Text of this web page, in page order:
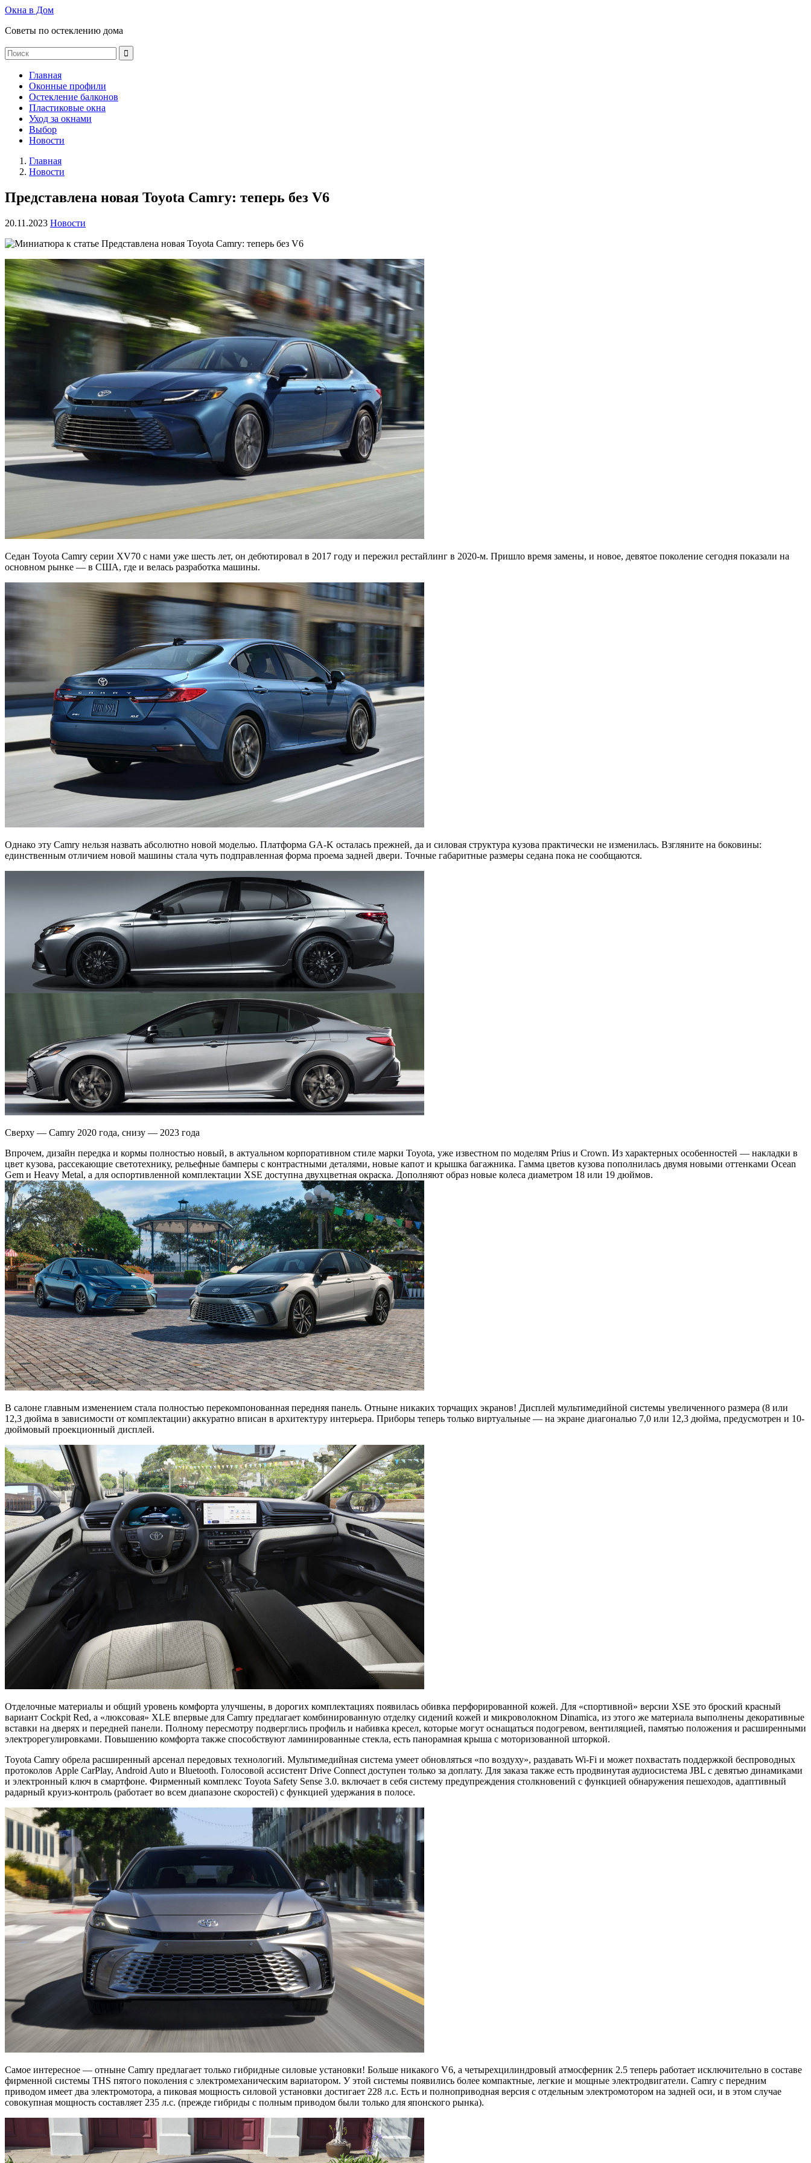
Окна в Дом
Советы по остеклению дома
Главная
Оконные профили
Остекление балконов
Пластиковые окна
Уход за окнами
Выбор
Новости
Главная
Новости
Представлена новая Toyota Camry: теперь без V6
20.11.2023 Новости
Седан Toyota Camry серии XV70 с нами уже шесть лет, он дебютировал в 2017 году и пережил рестайлинг в 2020-м. Пришло время замены, и новое, девятое поколение сегодня показали на
основном рынке — в США, где и велась разработка машины.
Однако эту Camry нельзя назвать абсолютно новой моделью. Платформа GA-K осталась прежней, да и силовая структура кузова практически не изменилась. Взгляните на боковины:
единственным отличием новой машины стала чуть подправленная форма проема задней двери. Точные габаритные размеры седана пока не сообщаются.
Сверху — Camry 2020 года, снизу — 2023 года
Впрочем, дизайн передка и кормы полностью новый, в актуальном корпоративном стиле марки Toyota, уже известном по моделям Prius и Crown. Из характерных особенностей — накладки в
цвет кузова, рассекающие светотехнику, рельефные бамперы с контрастными деталями, новые капот и крышка багажника. Гамма цветов кузова пополнилась двумя новыми оттенками Ocean
Gem и Heavy Metal, а для оспортивленной комплектации XSE доступна двухцветная окраска. Дополняют образ новые колеса диаметром 18 или 19 дюймов.
В салоне главным изменением стала полностью перекомпонованная передняя панель. Отныне никаких торчащих экранов! Дисплей мультимедийной системы увеличенного размера (8 или
12,3 дюйма в зависимости от комплектации) аккуратно вписан в архитектуру интерьера. Приборы теперь только виртуальные — на экране диагональю 7,0 или 12,3 дюйма, предусмотрен и 10-
дюймовый проекционный дисплей.
Отделочные материалы и общий уровень комфорта улучшены, в дорогих комплектациях появилась обивка перфорированной кожей. Для «спортивной» версии XSE это броский красный
вариант Cockpit Red, а «люксовая» XLE впервые для Camry предлагает комбинированную отделку сидений кожей и микроволокном Dinamica, из этого же материала выполнены декоративные
вставки на дверях и передней панели. Полному пересмотру подверглись профиль и набивка кресел, которые могут оснащаться подогревом, вентиляцией, памятью положения и расширенными
электрорегулировками. Повышению комфорта также способствуют ламинированные стекла, есть панорамная крыша с моторизованной шторкой.
Toyota Camry обрела расширенный арсенал передовых технологий. Мультимедийная система умеет обновляться «по воздуху», раздавать Wi-Fi и может похвастать поддержкой беспроводных
протоколов Apple CarPlay, Android Auto и Bluetooth. Голосовой ассистент Drive Connect доступен только за доплату. Для заказа также есть продвинутая аудиосистема JBL с девятью динамиками
и электронный ключ в смартфоне. Фирменный комплекс Toyota Safety Sense 3.0. включает в себя систему предупреждения столкновений с функцией обнаружения пешеходов, адаптивный
радарный круиз-контроль (работает во всем диапазоне скоростей) с функцией удержания в полосе.
Самое интересное — отныне Camry предлагает только гибридные силовые установки! Больше никакого V6, а четырехцилиндровый атмосферник 2.5 теперь работает исключительно в составе
фирменной системы THS пятого поколения с электромеханическим вариатором. У этой системы появились более компактные, легкие и мощные электродвигатели. Camry с передним
приводом имеет два электромотора, а пиковая мощность силовой установки достигает 228 л.с. Есть и полноприводная версия с отдельным электромотором на задней оси, и в этом случае
совокупная мощность составляет 235 л.с. (прежде гибриды с полным приводом были только для японского рынка).